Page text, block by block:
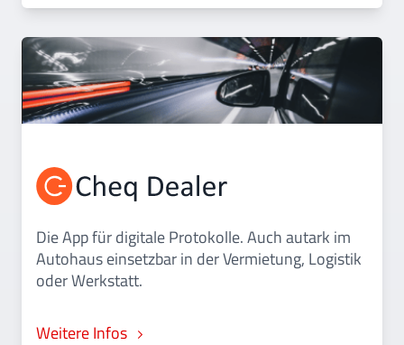
Die App für digitale Protokolle. Auch autark im
Autohaus einsetzbar in der Vermietung, Logistik
oder Werkstatt.
Weitere Infos